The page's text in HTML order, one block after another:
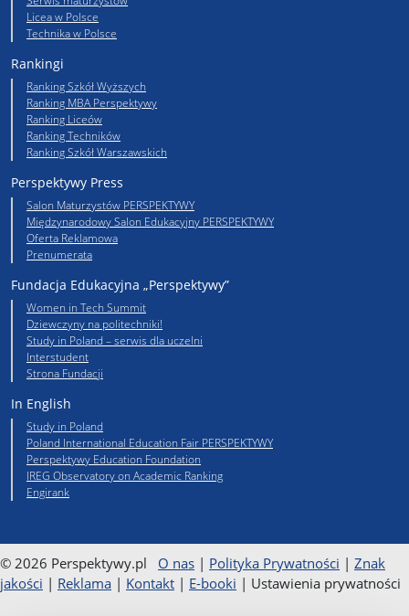
Licea w Polsce
Technika w Polsce
Rankingi
Ranking Szkół Wyższych
Ranking MBA Perspektywy
Ranking Liceów
Ranking Techników
Ranking Szkół Warszawskich
Perspektywy Press
Salon Maturzystów PERSPEKTYWY
Międzynarodowy Salon Edukacyjny PERSPEKTYWY
Oferta Reklamowa
Prenumerata
Fundacja Edukacyjna „Perspektywy”
Women in Tech Summit
Dziewczyny na politechniki!
Study in Poland – serwis dla uczelni
Interstudent
Strona Fundacji
In English
Study in Poland
Poland International Education Fair PERSPEKTYWY
Perspektywy Education Foundation
IREG Observatory on Academic Ranking
Engirank
© 2026 Perspektywy.pl O nas | Polityka Prywatności | Znak
jakości | Reklama | Kontakt | E-booki | Ustawienia prywatności